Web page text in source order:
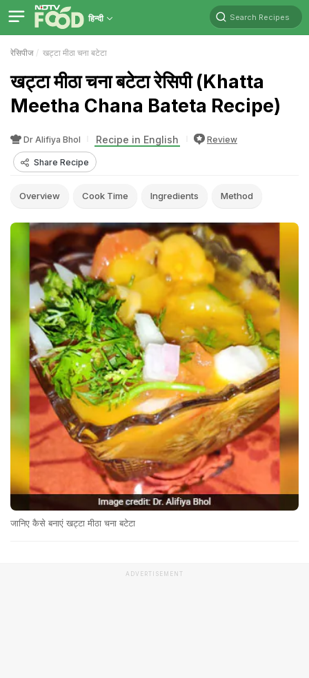
हिन्दी Search Recipes
रेसिपीज खट्टा मीठा चना बटेटा
खट्टा मीठा चना बटेटा रेसिपी (Khatta
Meetha Chana Bateta Recipe)
Dr Alifiya Bhol Recipe in English Review
Share Recipe
Overview Cook Time Ingredients Method
जानिए कैसे बनाएं खट्टा मीठा चना बटेटा
ADVERTISEMENT